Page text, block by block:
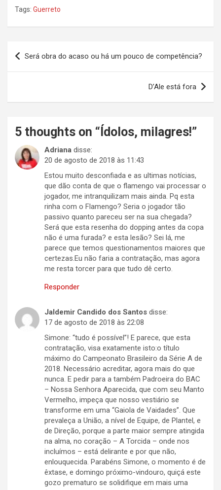
Tags: Guerreto
Navegação
de
Será obra do acaso ou há um pouco de competência?
D’Ale está fora
5 thoughts on “ Ídolos, milagres!”
Adriana disse:
20 de agosto de 2018 às 11:43
Estou muito desconfiada e as ultimas notícias,
que dão conta de que o flamengo vai processar o
jogador, me intranquilizam mais ainda. Pq esta
rinha com o Flamengo? Seria o jogador tão
passivo quanto pareceu ser na sua chegada?
Será que esta resenha do dopping antes da copa
não é uma furada? e esta lesão? Sei lá, me
parece que temos questionamentos maiores que
certezas.Eu não faria a contratação, mas agora
me resta torcer para que tudo dê certo.
Responder
Jaldemir Candido dos Santos disse:
17 de agosto de 2018 às 22:08
Simone: “tudo é possível”! E parece, que esta
contratação, visa exatamente isto:o título
máximo do Campeonato Brasileiro da Série A de
2018. Necessário acreditar, agora mais do que
nunca. E pedir para a também Padroeira do BAC
– Nossa Senhora Aparecida, que com seu Manto
Vermelho, impeça que nosso vestiário se
transforme em uma “Gaiola de Vaidades”. Que
prevaleça a União, a nível de Equipe, de Plantel, e
de Direção, porque a parte maior sempre atingida
na alma, no coração – A Torcida – onde nos
incluímos – está delirante e por que não,
enlouquecida. Parabéns Simone, o momento é de
êxtase, e domingo próximo-vindouro, quiçá este
gozo prematuro se solidifique em mais uma